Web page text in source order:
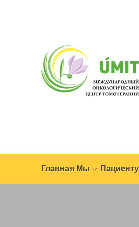
Главная Мы Пациенту